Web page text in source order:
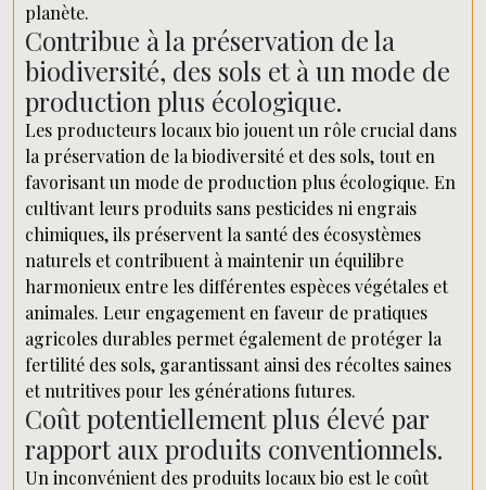
planète.
Contribue à la préservation de la
biodiversité, des sols et à un mode de
production plus écologique.
Les producteurs locaux bio jouent un rôle crucial dans
la préservation de la biodiversité et des sols, tout en
favorisant un mode de production plus écologique. En
cultivant leurs produits sans pesticides ni engrais
chimiques, ils préservent la santé des écosystèmes
naturels et contribuent à maintenir un équilibre
harmonieux entre les différentes espèces végétales et
animales. Leur engagement en faveur de pratiques
agricoles durables permet également de protéger la
fertilité des sols, garantissant ainsi des récoltes saines
et nutritives pour les générations futures.
Coût potentiellement plus élevé par
rapport aux produits conventionnels.
Un inconvénient des produits locaux bio est le coût